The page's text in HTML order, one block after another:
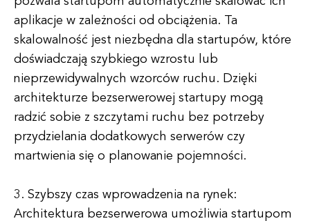
aplikacje w zależności od obciążenia. Ta
skalowalność jest niezbędna dla startupów, które
doświadczają szybkiego wzrostu lub
nieprzewidywalnych wzorców ruchu. Dzięki
architekturze bezserwerowej startupy mogą
radzić sobie z szczytami ruchu bez potrzeby
przydzielania dodatkowych serwerów czy
martwienia się o planowanie pojemności.
3. Szybszy czas wprowadzenia na rynek:
Architektura bezserwerowa umożliwia startupom